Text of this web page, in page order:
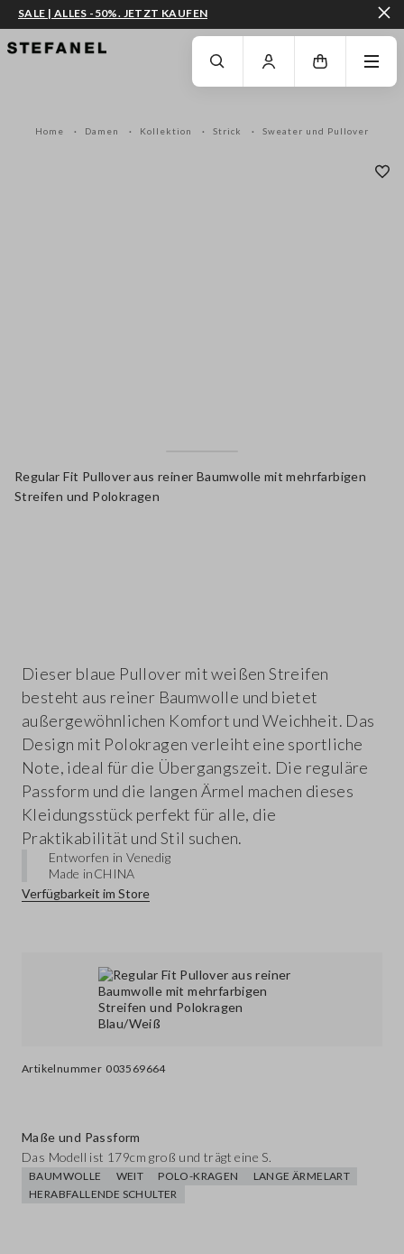
ZUM HAUPTINHALT SPRINGEN GEHEN SIE ZUM ENDE DER SEITE
SALE | ALLES -50%. JETZT KAUFEN
Home Damen Kollektion Strick Sweater und Pullover
Regular Fit Pullover aus reiner Baumwolle mit mehrfarbigen
Streifen und Polokragen
Artikelnummer 003569664
Dieser blaue Pullover mit weißen Streifen
besteht aus reiner Baumwolle und bietet
außergewöhnlichen Komfort und Weichheit. Das
Design mit Polokragen verleiht eine sportliche
Note, ideal für die Übergangszeit. Die reguläre
Passform und die langen Ärmel machen dieses
Kleidungsstück perfekt für alle, die
Praktikabilität und Stil suchen.
Entworfen in Venedig
Made inCHINA
Verfügbarkeit im Store
Maße und Passform
Das Modell ist 179cm groß und trägt eine S.
BAUMWOLLE WEIT POLO-KRAGEN
LANGE ÄRMELART
HERABFALLENDE SCHULTER